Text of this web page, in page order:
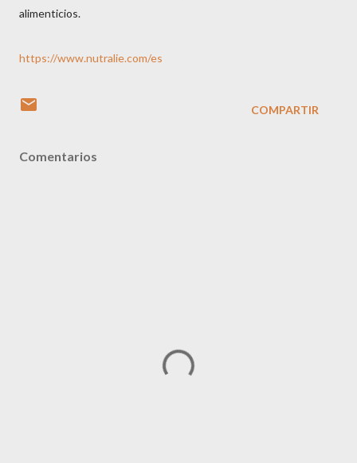
alimenticios.
https://www.nutralie.com/es
COMPARTIR
Comentarios